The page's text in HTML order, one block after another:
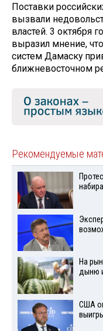
Поставки
вызвали
властей. 3 октября
выразил мнение,
систем Дамаску
ближневосточном
Рекомендуемые
На
дыню
США